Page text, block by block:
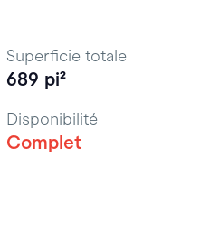
Superficie totale
689 pi²
Disponibilité
Complet